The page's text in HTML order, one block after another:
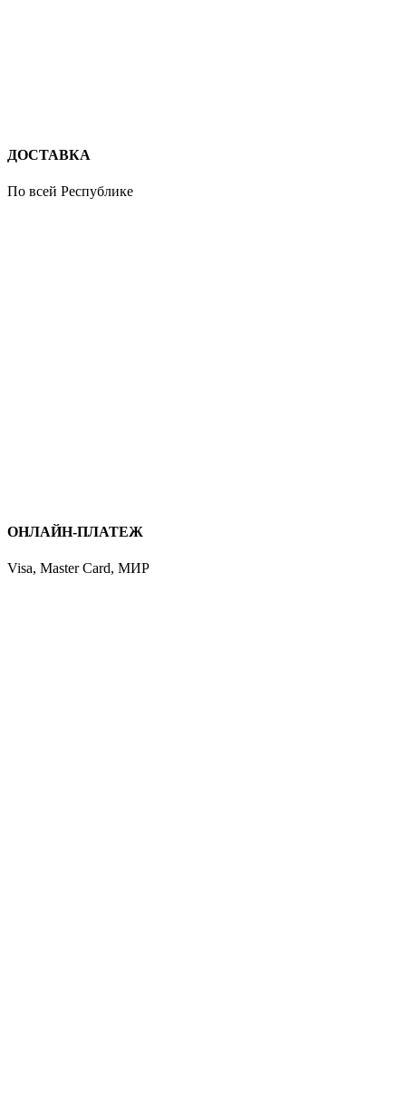
ДОСТАВКА
По всей Республике
ОНЛАЙН-ПЛАТЕЖ
Visa, Master Card, МИР